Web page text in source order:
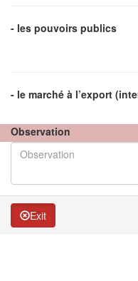
- les pouvoirs publics
- le marché à l’export
Observation
Exit